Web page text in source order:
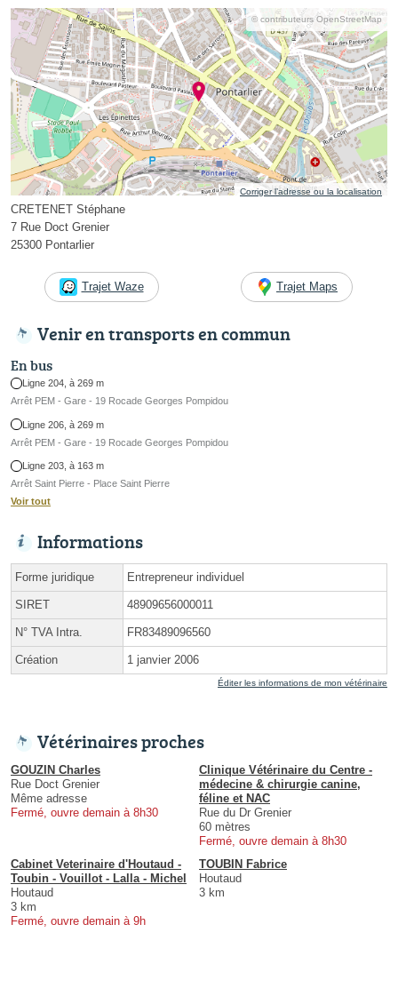
© contributeurs OpenStreetMap
Corriger l’adresse ou la localisation
CRETENET Stéphane
7 Rue Doct Grenier
25300 Pontarlier
Trajet Waze Trajet Maps
Venir en transports en commun
En bus
Ligne 204, à 269 m
Arrêt PEM - Gare - 19 Rocade Georges Pompidou
Ligne 206, à 269 m
Arrêt PEM - Gare - 19 Rocade Georges Pompidou
Ligne 203, à 163 m
Arrêt Saint Pierre - Place Saint Pierre
Voir tout
Informations
Forme juridique Entrepreneur individuel
SIRET 48909656000011
N° TVA Intra. FR83489096560
Création 1 janvier 2006
Éditer les informations de mon vétérinaire
Vétérinaires proches
GOUZIN Charles
Rue Doct Grenier
Même adresse
Fermé, ouvre demain à 8h30
Clinique Vétérinaire du Centre -
médecine & chirurgie canine,
féline et NAC
Rue du Dr Grenier
60 mètres
Fermé, ouvre demain à 8h30
Cabinet Veterinaire d'Houtaud -
Toubin - Vouillot - Lalla - Michel
Houtaud
3 km
Fermé, ouvre demain à 9h
TOUBIN Fabrice
Houtaud
3 km